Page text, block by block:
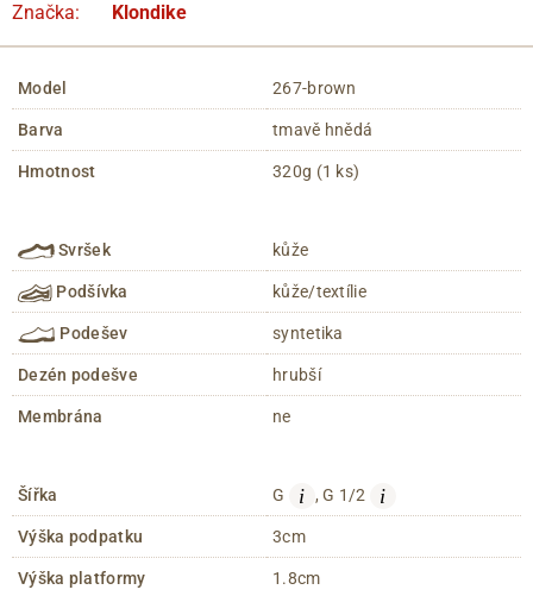
Značka:
Klondike
Model 267-brown
Barva tmavě hnědá
Hmotnost 320g (1 ks)
Svršek kůže
Podšívka kůže/textílie
Podešev syntetika
Dezén podešve hrubší
Membrána ne
Šířka G i , G 1/2 i
Výška podpatku 3cm
Výška platformy 1.8cm